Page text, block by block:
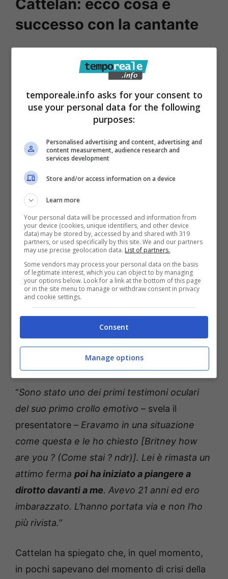
Cattelan: ecco cosa è
successo con la cantante
essere stato uno dei primi testimoni della
Britney Spears. Cattelan avrebbe dovuto
intervistarla in occasione dell’uscita del suo
c’è stata a causa di una reazione inaspettata
Cattelan.
con la cantante – temporeale.info (Foto Ansa)
“Sono stato uno dei primi testimoni oculari
del suo primo crollo emotivo – svela il
presentatore – Eravamo in una situazione
come questa e le ho chiesto [Britney how
are you ? (Come stai ? ndr)]. Lei è rimasta un
attimo ferma poi ha iniziato a piangere a
dirotto davanti a me. Avevo 21 anni ed ero
imbarazzato. L’hanno portata via e non l’ho
più rivista.”
Cattelan ha spiegato che, in quel momento,
in pochi sapevano del momento di crisi della
temporeale.info asks for your consent to
use your personal data for the following
purposes:
Personalised advertising and content, advertising and
content measurement, audience research and
services development
Store and/or access information on a device
Learn more
Your personal data will be processed and information from
your device (cookies, unique identifiers, and other device
data) may be stored by, accessed by and shared with 319
partners, or used specifically by this site. We and our partners
may use precise geolocation data. List of partners.
Some vendors may process your personal data on the basis
of legitimate interest, which you can object to by managing
your options below. Look for a link at the bottom of this page
or in the site menu to manage or withdraw consent in privacy
and cookie settings.
Consent
Manage options